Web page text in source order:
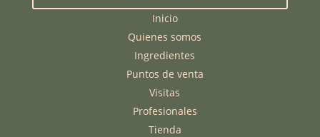
Inicio
Quienes somos
Ingredientes
Puntos de venta
Visitas
Profesionales
Tienda